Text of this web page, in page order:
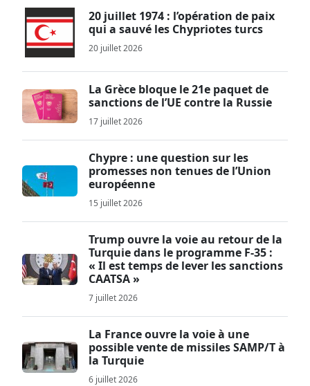
20 juillet 1974 : l’opération de paix
qui a sauvé les Chypriotes turcs
20 juillet 2026
La Grèce bloque le 21e paquet de
sanctions de l’UE contre la Russie
17 juillet 2026
Chypre : une question sur les
promesses non tenues de l’Union
européenne
15 juillet 2026
Trump ouvre la voie au retour de la
Turquie dans le programme F-35 :
« Il est temps de lever les sanctions
CAATSA »
7 juillet 2026
La France ouvre la voie à une
possible vente de missiles SAMP/T à
la Turquie
6 juillet 2026